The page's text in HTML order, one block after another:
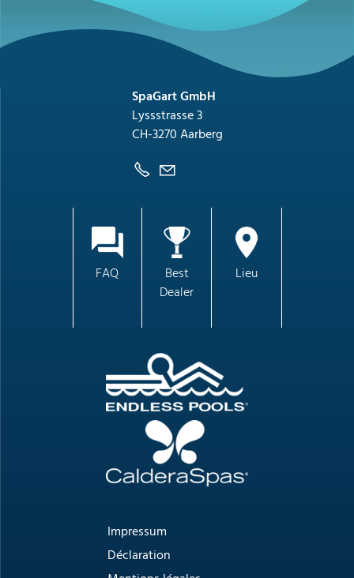
SpaGart GmbH
Lyssstrasse 3
CH-3270 Aarberg
FAQ
Best
Dealer
Lieu
Impressum
Déclaration